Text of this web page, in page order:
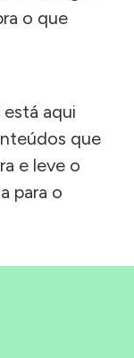
o que
aqui
que
e leve o
para o